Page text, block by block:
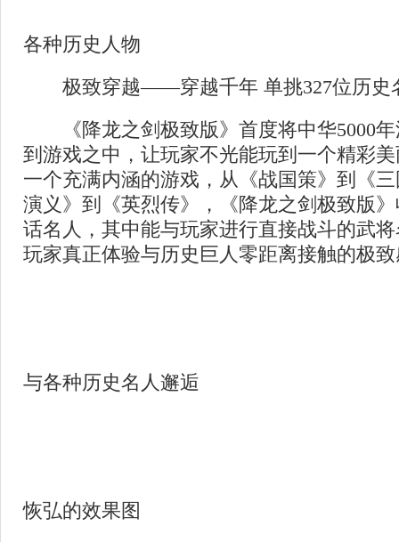
各种历史人物
极致穿越——穿越千年 单挑327位历史
《降龙之剑极致版》首度将中华5000年
到游戏之中，让玩家不光能玩到一个精彩
一个充满内涵的游戏，从《战国策》到《
演义》到《英烈传》，《降龙之剑极致版
话名人，其中能与玩家进行直接战斗的武
玩家真正体验与历史巨人零距离接触的极
与各种历史名人邂逅
恢弘的效果图